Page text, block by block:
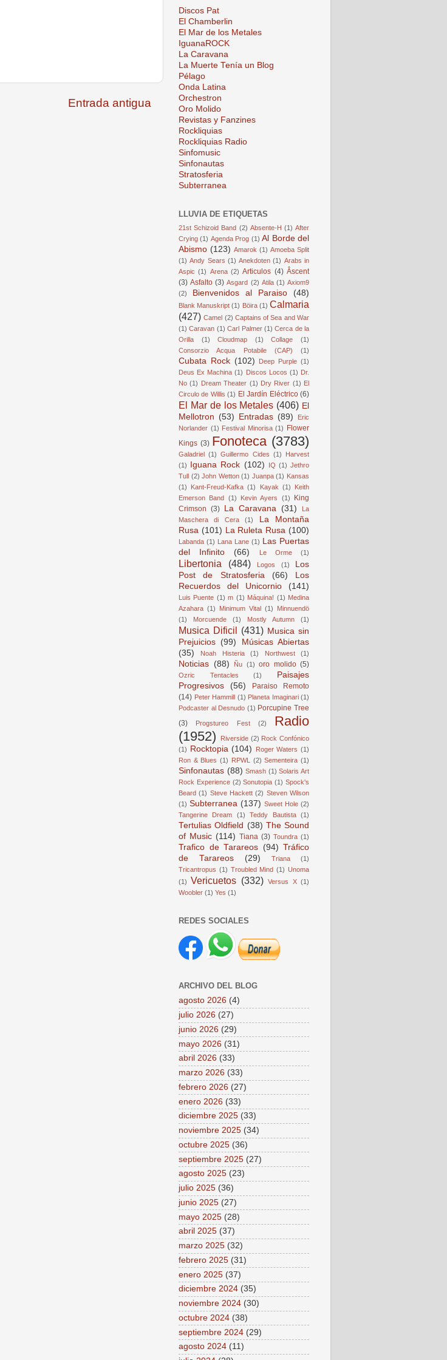
Entrada antigua
Discos Pat
El Chamberlin
El Mar de los Metales
IguanaROCK
La Caravana
La Muerte Tenía un Blog
Pélago
Onda Latina
Orchestron
Oro Molido
Revistas y Fanzines
Rockliquias
Rockliquias Radio
Sinfomusic
Sinfonautas
Stratosferia
Subterranea
LLUVIA DE ETIQUETAS
21st Schizoid Band (2) Absente-H (1) After
Crying (1) Agenda Prog (1) Al Borde del
Abismo (123) Amarok (1) Amoeba Split
(1) Andy Sears (1) Anekdoten (1) Arabs in
Aspic (1) Arena (2) Articulos (4) Âscent
(3) Asfalto (3) Asgard (2) Atila (1) Axiom9
(2)
Bienvenidos al Paraiso (48)
Blank Manuskript (1) Böira (1) Calmaria
(427) Camel (2) Captains of Sea and War
(1) Caravan (1) Carl Palmer (1) Cerca de la
Orilla
(1) Cloudmap (1) Collage
(1)
Consorzio Acqua Potabile (CAP)
(1)
Cubata Rock (102) Deep Purple (1)
Deus Ex Machina (1) Discos Locos (1) Dr.
No (1) Dream Theater (1) Dry River (1) El
Circulo de Willis (1) El Jardín Eléctrico (6)
El Mar de los Metales (406) El
Mellotron (53) Entradas (89)
Eric
Norlander (1) Festival Minorisa (1)
Flower
Kings (3) Fonoteca (3783)
Galadriel (1) Guillermo Cides (1)
Harvest
(1)
Iguana Rock (102) IQ (1) Jethro
Tull (2) John Wetton (1) Juanpa (1) Kansas
(1)
Kant-Freud-Kafka (1) Kayak (1)
Keith
Emerson Band (1) Kevin Ayers (1)
King
Crimson (3) La Caravana (31)
La
Maschera di Cera
(1)
La Montaña
Rusa (101) La Ruleta Rusa (100)
Labanda (1) Lana Lane (1) Las Puertas
del Infinito
(66) Le Orme (1)
Libertonia (484) Logos (1)
Los
Post de Stratosferia
(66)
Los
Recuerdos del Unicornio
(141)
Luis Puente (1) m (1) Máquina! (1) Medina
Azahara (1) Minimum Vital (1)
Minnuendö
(1)
Morcuende (1) Mostly Autumn (1)
Musica Dificil (431) Musica sin
Prejuicios (99)
Músicas Abiertas
(35)
Noah Histeria (1) Northwest (1)
Noticias (88) Ñu (1) oro molido (5)
Ozric Tentacles (1)
Paisajes
Progresivos
(56)
Paraiso Remoto
(14) Peter Hammill (1) Planeta Imaginari (1)
Podcaster al Desnudo (1) Porcupine Tree
(3)
Progstureo Fest (2)
Radio
(1952)
Riverside (2) Rock Confónico
(1)
Rocktopia (104) Roger Waters (1)
Ron & Blues (1) RPWL (2) Sementeira (1)
Sinfonautas (88) Smash (1) Solaris Art
Rock Experience (2) Sonutopia (1) Spock's
Beard (1) Steve Hackett (2) Steven Wilson
(1) Subterranea (137) Sweet Hole (2)
Tangerine Dream
(1) Teddy Bautista (1)
Tertulias Oldfield (38) The Sound
of Music (114) Tiana (3) Toundra (1)
Trafico de Tarareos (94) Tráfico
de Tarareos
(29) Triana
(1)
Tricantropus (1) Troubled Mind (1) Unoma
(1)
Vericuetos (332) Versus X (1)
Woobler (1) Yes (1)
REDES SOCIALES
ARCHIVO DEL BLOG
agosto 2026 (4)
julio 2026 (27)
junio 2026 (29)
mayo 2026 (31)
abril 2026 (33)
marzo 2026 (33)
febrero 2026 (27)
enero 2026 (33)
diciembre 2025 (33)
noviembre 2025 (34)
octubre 2025 (36)
septiembre 2025 (27)
agosto 2025 (23)
julio 2025 (36)
junio 2025 (27)
mayo 2025 (28)
abril 2025 (37)
marzo 2025 (32)
febrero 2025 (31)
enero 2025 (37)
diciembre 2024 (35)
noviembre 2024 (30)
octubre 2024 (38)
septiembre 2024 (29)
agosto 2024 (11)